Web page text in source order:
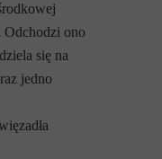
Odchodzi ono
się na
jedno